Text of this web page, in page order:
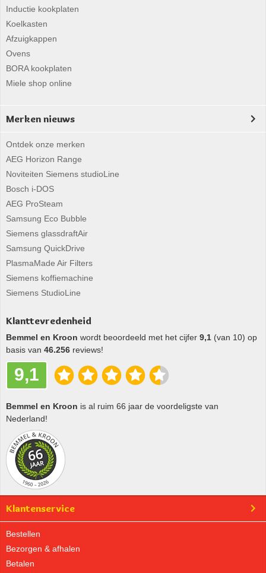
Inductie kookplaten
Koelkasten
Afzuigkappen
Ovens
BORA kookplaten
Miele shop online
Merken nieuws
Ontdek onze merken
AEG Horizon Range
Noviteiten Siemens studioLine
Bosch i-DOS
AEG ProSteam
Samsung Eco Bubble
Siemens glassdraftAir
Samsung QuickDrive
PlasmaMade Air Filters
Siemens koffiemachine
Siemens StudioLine
Klanttevredenheid
Bemmel en Kroon wordt beoordeeld met het cijfer 9,1 (van 10) op
basis van 46.256 reviews!
9,1
Bemmel en Kroon is al ruim 66 jaar de voordeligste van
Nederland!
Klantenservice
Bestellen
Bezorgen & afhalen
Betalen